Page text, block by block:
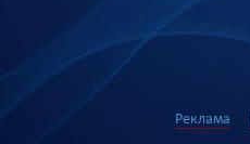
Реклама